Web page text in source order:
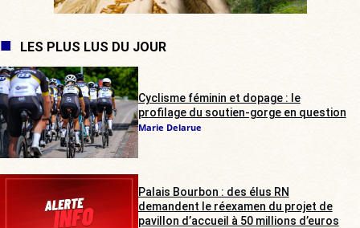
LES PLUS LUS DU JOUR
Cyclisme féminin et dopage : le
profilage du soutien-gorge en question
Marie Delarue
Palais Bourbon : des élus RN
demandent le réexamen du projet de
pavillon d’accueil à 50 millions d’euros